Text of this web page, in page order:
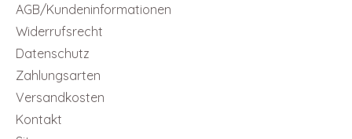
AGB/Kundeninformationen
Widerrufsrecht
Datenschutz
Zahlungsarten
Versandkosten
Kontakt